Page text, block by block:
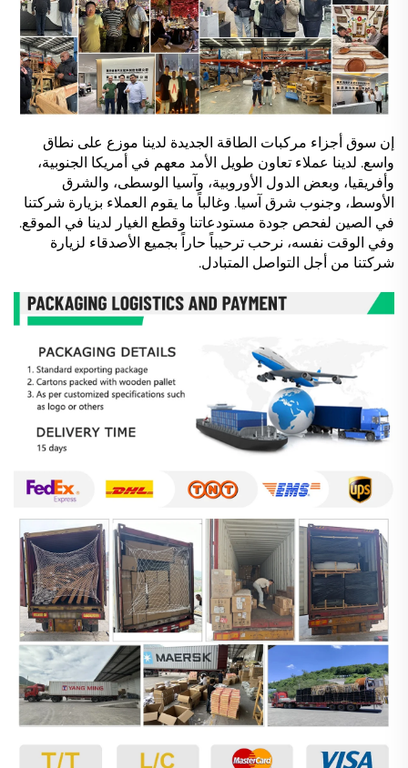
إن سوق أجزاء مركبات الطاقة الجديدة لدينا موزع على نطاق
واسع. لدينا عملاء تعاون طويل الأمد معهم في أمريكا الجنوبية،
وأفريقيا، وبعض الدول الأوروبية، وآسيا الوسطى، والشرق
الأوسط، وجنوب شرق آسيا. وغالباً ما يقوم العملاء بزيارة شركتنا
في الصين لفحص جودة مستودعاتنا وقطع الغيار لدينا في الموقع.
وفي الوقت نفسه، نرحب ترحيباً حاراً بجميع الأصدقاء لزيارة
شركتنا من أجل التواصل المتبادل.